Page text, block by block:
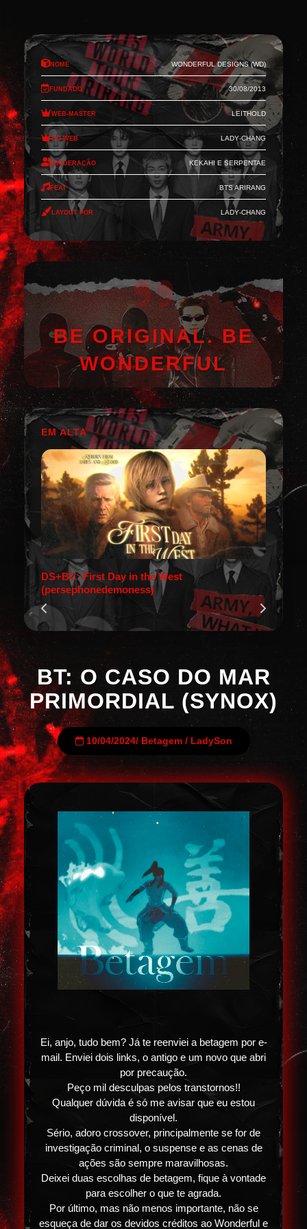
Nome Wonderful Designs (WD)
Fundado 30/08/2013
Web-Master Leithold
Co-Web Lady-Chang
Moderação Kekahi e Serpentae
Feat BTS Arirang
Layout por Lady-Chang
BE ORIGINAL. BE
WONDERFUL
EM ALTA
DS+BC: First Day in the West
(persephonedemoness)
BT: O CASO DO MAR
PRIMORDIAL (SYNOX)
10/04/2024/ Betagem/ LadySon
Ei, anjo, tudo bem? Já te reenviei a betagem por e-
mail. Enviei dois links, o antigo e um novo que abri
por precaução.
Peço mil desculpas pelos transtornos!!
Qualquer dúvida é só me avisar que eu estou
disponível.
Sério, adoro crossover, principalmente se for de
investigação criminal, o suspense e as cenas de
ações são sempre maravilhosas.
Deixei duas escolhas de betagem, fique à vontade
para escolher o que te agrada.
Por último, mas não menos importante, não se
esqueça de dar os devidos créditos ao Wonderful e